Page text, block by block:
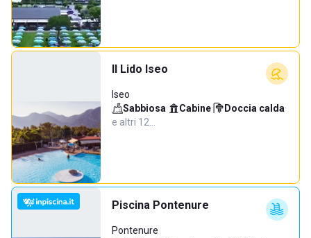
Il Lido Iseo
Iseo
Sabbiosa· Cabine· Doccia calda·
e altri 12…
Piscina Pontenure
Pontenure